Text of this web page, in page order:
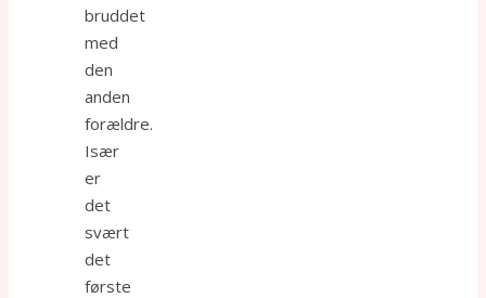
bruddet
med
den
anden
forældre.
Især
er
det
svært
det
første